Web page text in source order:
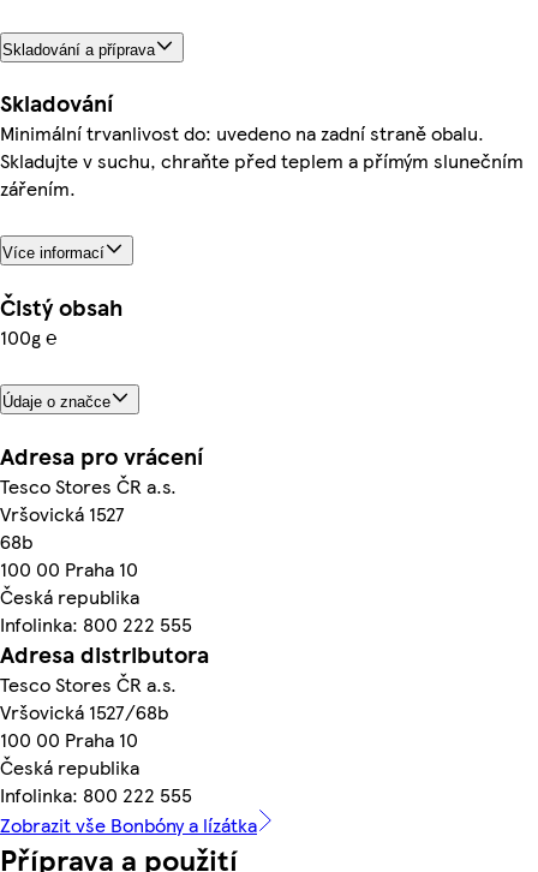
Skladování a příprava
Skladování
Minimální trvanlivost do: uvedeno na zadní straně obalu.
Skladujte v suchu, chraňte před teplem a přímým slunečním
zářením.
Více informací
Čistý obsah
100g ℮
Údaje o značce
Adresa pro vrácení
Tesco Stores ČR a.s.
Vršovická 1527
68b
100 00 Praha 10
Česká republika
Infolinka: 800 222 555
Adresa distributora
Tesco Stores ČR a.s.
Vršovická 1527/68b
100 00 Praha 10
Česká republika
Infolinka: 800 222 555
Zobrazit vše Bonbóny a lízátka
Příprava a použití